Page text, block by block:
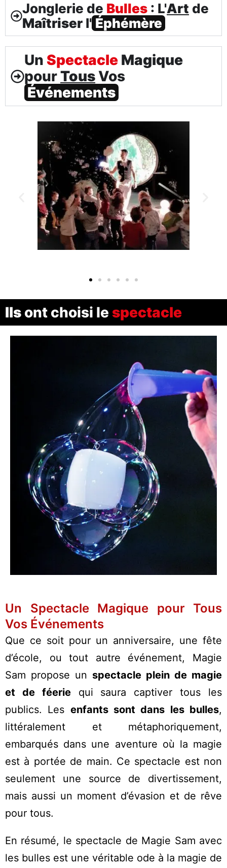
Jonglerie de Bulles : L'Art de
Maîtriser l' Éphémère
Un Spectacle Magique
pourTous Vos
Événements
Ils ont choisi le spectacle
Un Spectacle Magique pour Tous
Vos Événements
Que ce soit pour un anniversaire, une fête
d’école, ou tout autre événement, Magie
Sam propose un spectacle plein de magie
et de féeriequi saura captiver tous les
publics. Les enfants sont dans les bulles,
littéralement et métaphoriquement,
embarqués dans une aventure où la magie
est à portée de main. Ce spectacle est non
seulement une source de divertissement,
mais aussi un moment d’évasion et de rêve
pour tous.
En résumé, le spectacle de Magie Sam avec
les bulles est une véritable ode à la magie de